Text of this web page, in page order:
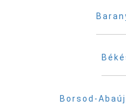
Borsod-